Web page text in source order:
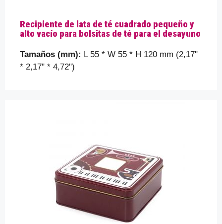
Recipiente de lata de té cuadrado pequeño y
alto vacío para bolsitas de té para el desayuno
Tamaños (mm): L 55 * W 55 * H 120 mm (2,17"
* 2,17" * 4,72")
rápida
Por favor, ayúdenos a comprender mejor sus
requisitos contándonos un poco más sobre los
detalles de su embalaje, como el tamaño de la caja
Tu mensaje (opcional)